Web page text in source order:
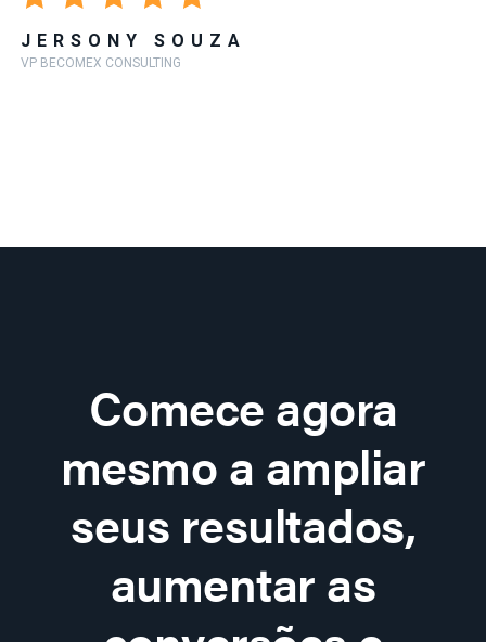
JERSONY SOUZA
VP BECOMEX CONSULTING
Comece agora
mesmo a ampliar
seus resultados,
aumentar as